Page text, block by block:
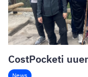
News
CostPocketi